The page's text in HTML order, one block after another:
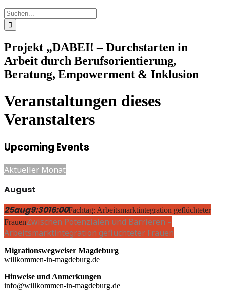
Suche
nach:
Projekt „DABEI! – Durchstarten in
Arbeit durch Berufsorientierung,
Beratung, Empowerment & Inklusion
Veranstaltungen dieses
Veranstalters
Upcoming Events
Aktueller Monat
August
25aug9:3016:00Fachtag: Arbeitsmarktintegration geflüchteter
FrauenZwischen Potenzialen und Barrieren –
Arbeitsmarktintegration geflüchteter Frauen
Migrationswegweiser Magdeburg
willkommen-in-magdeburg.de
Hinweise und Anmerkungen
info@willkommen-in-magdeburg.de